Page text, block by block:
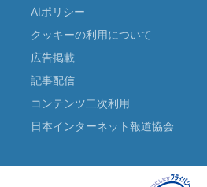
AIポリシー
クッキーの利用について
広告掲載
記事配信
コンテンツ二次利用
日本インターネット報道協会